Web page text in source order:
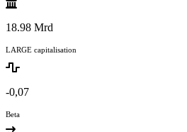
18.98 Mrd
LARGE capitalisation
-0,07
Beta